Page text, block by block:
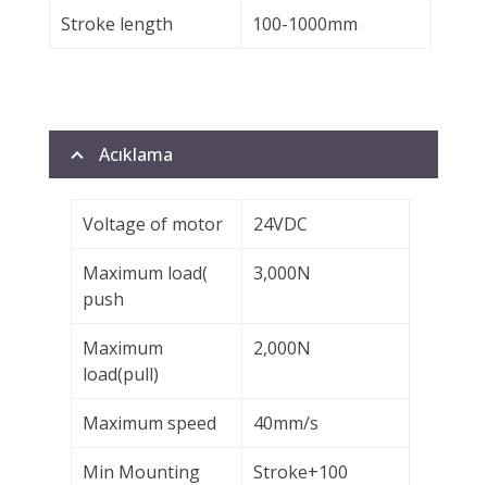
Stroke length 100-1000mm
Acıklama
Voltage of motor 24VDC
Maximum load(
push
3,000N
Maximum
load(pull)
2,000N
Maximum speed 40mm/s
Min Mounting
Stroke+100